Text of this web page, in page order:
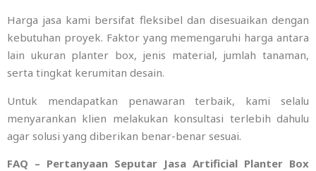
Harga jasa kami bersifat fleksibel dan disesuaikan dengan
kebutuhan proyek. Faktor yang memengaruhi harga antara
lain ukuran planter box, jenis material, jumlah tanaman,
serta tingkat kerumitan desain.
Untuk mendapatkan penawaran terbaik, kami selalu
menyarankan klien melakukan konsultasi terlebih dahulu
agar solusi yang diberikan benar-benar sesuai.
FAQ – Pertanyaan Seputar Jasa Artificial Planter Box